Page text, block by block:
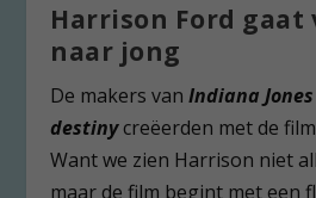
Harrison Ford gaat
naar jong
De makers vanIndiana
destinycreëerden met de
Want we zien Harrison niet
maar de film begint met een